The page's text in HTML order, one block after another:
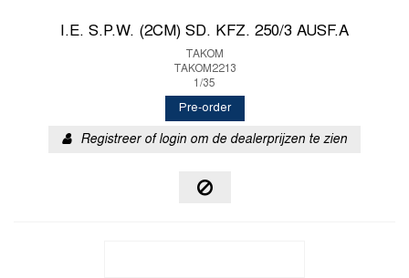
I.E. S.P.W. (2CM) SD. KFZ. 250/3 AUSF.A
TAKOM
TAKOM2213
1/35
Pre-order
Registreer of login om de dealerprijzen te zien